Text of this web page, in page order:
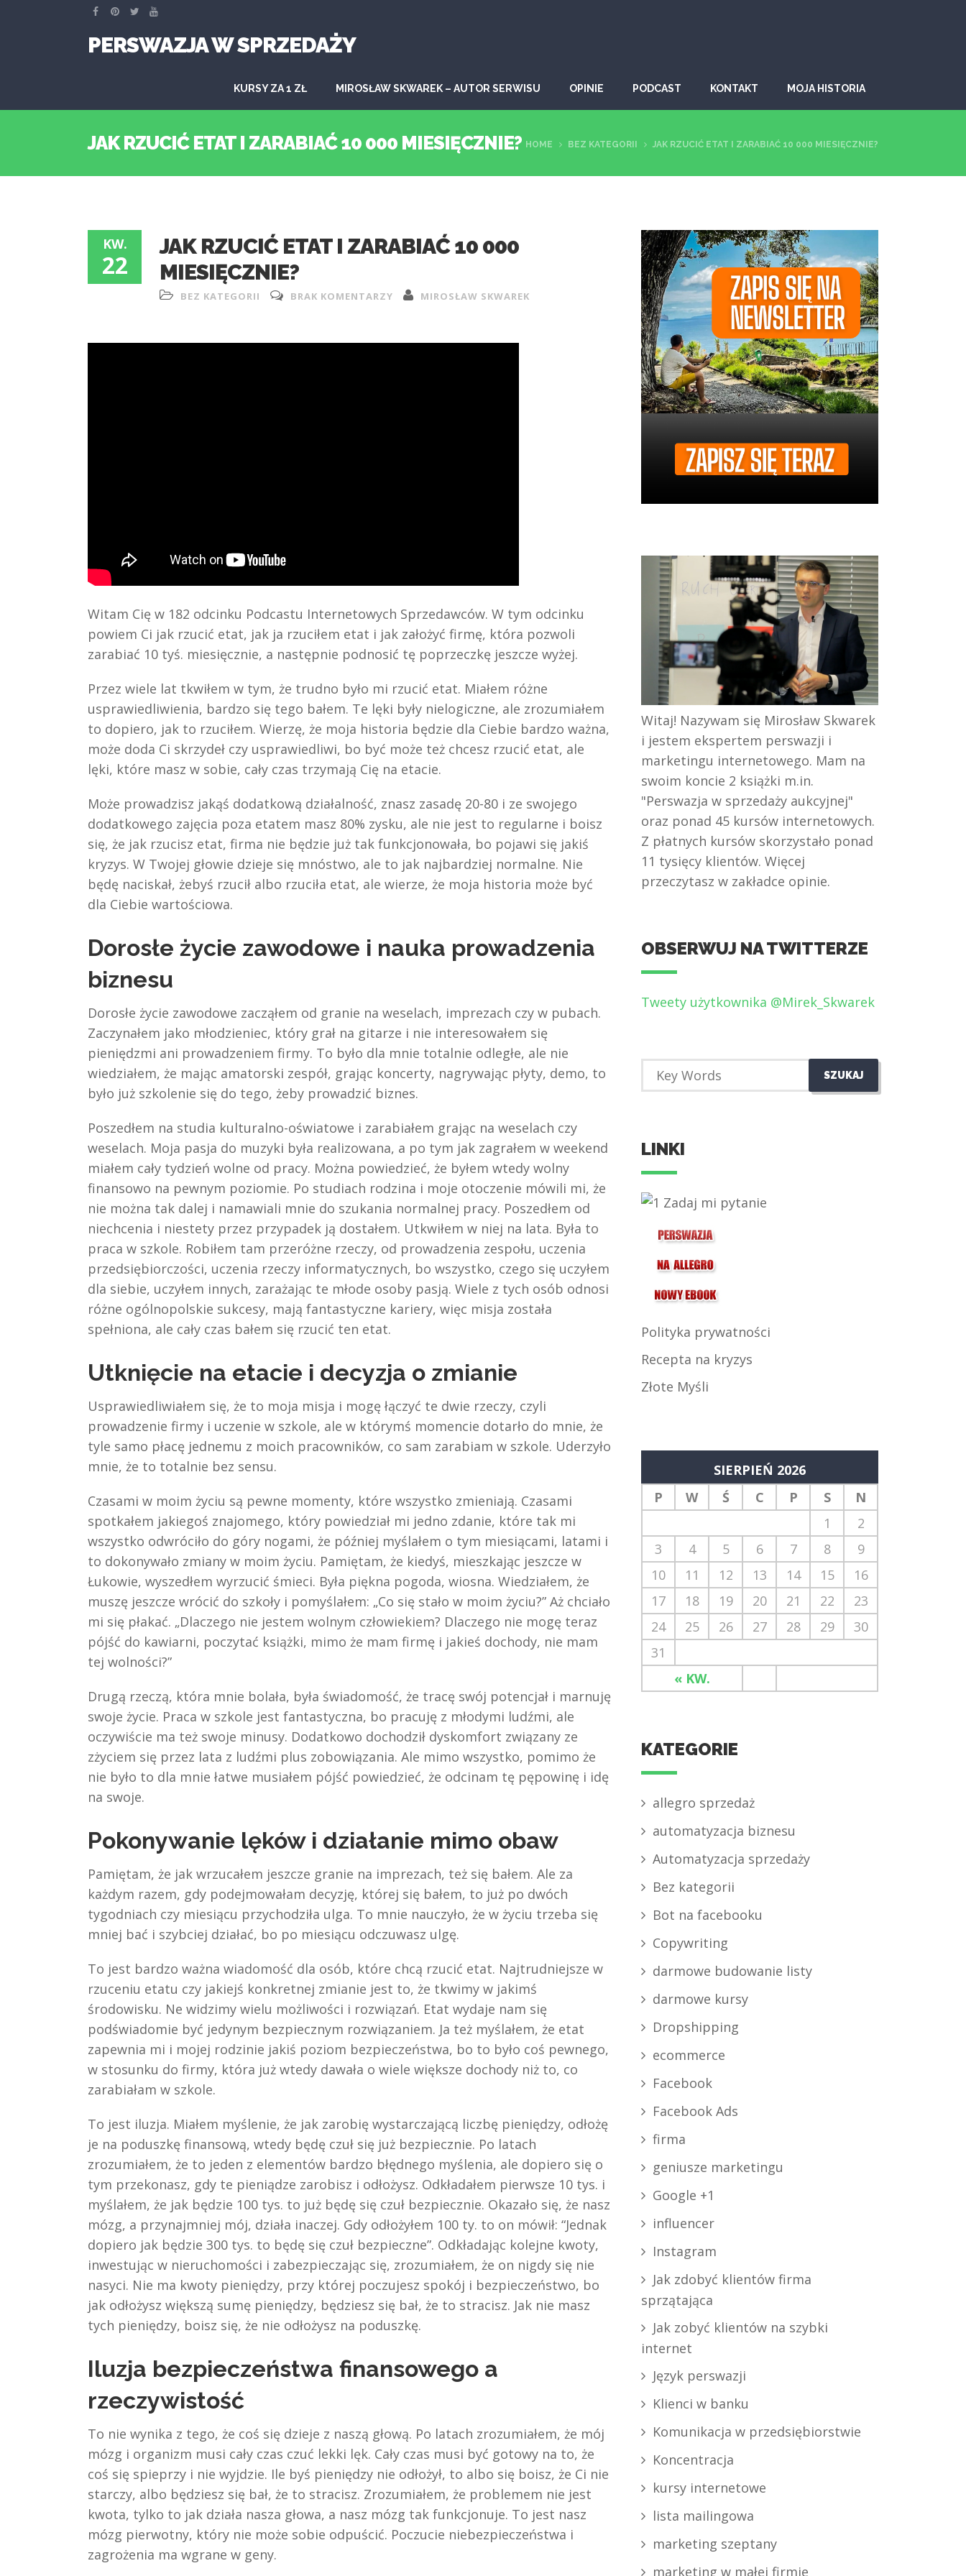
PERSWAZJA W SPRZEDAŻY
KURSY ZA 1 ZŁ MIROSŁAW SKWAREK – AUTOR SERWISU OPINIE PODCAST KONTAKT MOJA HISTORIA
JAK RZUCIĆ ETAT I ZARABIAĆ 10 000 MIESIĘCZNIE? HOME BEZ KATEGORII JAK RZUCIĆ ETAT I ZARABIAĆ 10 000 MIESIĘCZNIE?
KW.
22
JAK RZUCIĆ ETAT I ZARABIAĆ 10 000
MIESIĘCZNIE?
BEZ KATEGORII BRAK KOMENTARZY MIROSŁAW SKWAREK
Witam Cię w 182 odcinku Podcastu Internetowych Sprzedawców. W tym odcinku
powiem Ci jak rzucić etat, jak ja rzuciłem etat i jak założyć firmę, która pozwoli
zarabiać 10 tyś. miesięcznie, a następnie podnosić tę poprzeczkę jeszcze wyżej.
Przez wiele lat tkwiłem w tym, że trudno było mi rzucić etat. Miałem różne
usprawiedliwienia, bardzo się tego bałem. Te lęki były nielogiczne, ale zrozumiałem
to dopiero, jak to rzuciłem. Wierzę, że moja historia będzie dla Ciebie bardzo ważna,
może doda Ci skrzydeł czy usprawiedliwi, bo być może też chcesz rzucić etat, ale
lęki, które masz w sobie, cały czas trzymają Cię na etacie.
Może prowadzisz jakąś dodatkową działalność, znasz zasadę 20-80 i ze swojego
dodatkowego zajęcia poza etatem masz 80% zysku, ale nie jest to regularne i boisz
się, że jak rzucisz etat, firma nie będzie już tak funkcjonowała, bo pojawi się jakiś
kryzys. W Twojej głowie dzieje się mnóstwo, ale to jak najbardziej normalne. Nie
będę naciskał, żebyś rzucił albo rzuciła etat, ale wierze, że moja historia może być
dla Ciebie wartościowa.
Dorosłe życie zawodowe i nauka prowadzenia
biznesu
Dorosłe życie zawodowe zacząłem od granie na weselach, imprezach czy w pubach.
Zaczynałem jako młodzieniec, który grał na gitarze i nie interesowałem się
pieniędzmi ani prowadzeniem firmy. To było dla mnie totalnie odległe, ale nie
wiedziałem, że mając amatorski zespół, grając koncerty, nagrywając płyty, demo, to
było już szkolenie się do tego, żeby prowadzić biznes.
Poszedłem na studia kulturalno-oświatowe i zarabiałem grając na weselach czy
weselach. Moja pasja do muzyki była realizowana, a po tym jak zagrałem w weekend
miałem cały tydzień wolne od pracy. Można powiedzieć, że byłem wtedy wolny
finansowo na pewnym poziomie. Po studiach rodzina i moje otoczenie mówili mi, że
nie można tak dalej i namawiali mnie do szukania normalnej pracy. Poszedłem od
niechcenia i niestety przez przypadek ją dostałem. Utkwiłem w niej na lata. Była to
praca w szkole. Robiłem tam przeróżne rzeczy, od prowadzenia zespołu, uczenia
przedsiębiorczości, uczenia rzeczy informatycznych, bo wszystko, czego się uczyłem
dla siebie, uczyłem innych, zarażając te młode osoby pasją. Wiele z tych osób odnosi
różne ogólnopolskie sukcesy, mają fantastyczne kariery, więc misja została
spełniona, ale cały czas bałem się rzucić ten etat.
Utknięcie na etacie i decyzja o zmianie
Usprawiedliwiałem się, że to moja misja i mogę łączyć te dwie rzeczy, czyli
prowadzenie firmy i uczenie w szkole, ale w którymś momencie dotarło do mnie, że
tyle samo płacę jednemu z moich pracowników, co sam zarabiam w szkole. Uderzyło
mnie, że to totalnie bez sensu.
Czasami w moim życiu są pewne momenty, które wszystko zmieniają. Czasami
spotkałem jakiegoś znajomego, który powiedział mi jedno zdanie, które tak mi
wszystko odwróciło do góry nogami, że później myślałem o tym miesiącami, latami i
to dokonywało zmiany w moim życiu. Pamiętam, że kiedyś, mieszkając jeszcze w
Łukowie, wyszedłem wyrzucić śmieci. Była piękna pogoda, wiosna. Wiedziałem, że
muszę jeszcze wrócić do szkoły i pomyślałem: „Co się stało w moim życiu?” Aż chciało
mi się płakać. „Dlaczego nie jestem wolnym człowiekiem? Dlaczego nie mogę teraz
pójść do kawiarni, poczytać książki, mimo że mam firmę i jakieś dochody, nie mam
tej wolności?”
Drugą rzeczą, która mnie bolała, była świadomość, że tracę swój potencjał i marnuję
swoje życie. Praca w szkole jest fantastyczna, bo pracuję z młodymi ludźmi, ale
oczywiście ma też swoje minusy. Dodatkowo dochodził dyskomfort związany ze
zżyciem się przez lata z ludźmi plus zobowiązania. Ale mimo wszystko, pomimo że
nie było to dla mnie łatwe musiałem pójść powiedzieć, że odcinam tę pępowinę i idę
na swoje.
Pokonywanie lęków i działanie mimo obaw
Pamiętam, że jak wrzucałem jeszcze granie na imprezach, też się bałem. Ale za
każdym razem, gdy podejmowałam decyzję, której się bałem, to już po dwóch
tygodniach czy miesiącu przychodziła ulga. To mnie nauczyło, że w życiu trzeba się
mniej bać i szybciej działać, bo po miesiącu odczuwasz ulgę.
To jest bardzo ważna wiadomość dla osób, które chcą rzucić etat. Najtrudniejsze w
rzuceniu etatu czy jakiejś konkretnej zmianie jest to, że tkwimy w jakimś
środowisku. Ne widzimy wielu możliwości i rozwiązań. Etat wydaje nam się
podświadomie być jedynym bezpiecznym rozwiązaniem. Ja też myślałem, że etat
zapewnia mi i mojej rodzinie jakiś poziom bezpieczeństwa, bo to było coś pewnego,
w stosunku do firmy, która już wtedy dawała o wiele większe dochody niż to, co
zarabiałam w szkole.
To jest iluzja. Miałem myślenie, że jak zarobię wystarczającą liczbę pieniędzy, odłożę
je na poduszkę finansową, wtedy będę czuł się już bezpiecznie. Po latach
zrozumiałem, że to jeden z elementów bardzo błędnego myślenia, ale dopiero się o
tym przekonasz, gdy te pieniądze zarobisz i odłożysz. Odkładałem pierwsze 10 tys. i
myślałem, że jak będzie 100 tys. to już będę się czuł bezpiecznie. Okazało się, że nasz
mózg, a przynajmniej mój, działa inaczej. Gdy odłożyłem 100 ty. to on mówił: “Jednak
dopiero jak będzie 300 tys. to będę się czuł bezpieczne”. Odkładając kolejne kwoty,
inwestując w nieruchomości i zabezpieczając się, zrozumiałem, że on nigdy się nie
nasyci. Nie ma kwoty pieniędzy, przy której poczujesz spokój i bezpieczeństwo, bo
jak odłożysz większą sumę pieniędzy, będziesz się bał, że to stracisz. Jak nie masz
tych pieniędzy, boisz się, że nie odłożysz na poduszkę.
Iluzja bezpieczeństwa finansowego a
rzeczywistość
To nie wynika z tego, że coś się dzieje z naszą głową. Po latach zrozumiałem, że mój
mózg i organizm musi cały czas czuć lekki lęk. Cały czas musi być gotowy na to, że
coś się spieprzy i nie wyjdzie. Ile byś pieniędzy nie odłożył, to albo się boisz, że Ci nie
starczy, albo będziesz się bał, że to stracisz. Zrozumiałem, że problemem nie jest
kwota, tylko to jak działa nasza głowa, a nasz mózg tak funkcjonuje. To jest nasz
mózg pierwotny, który nie może sobie odpuścić. Poczucie niebezpieczeństwa i
zagrożenia ma wgrane w geny.
Witaj! Nazywam się Mirosław Skwarek
i jestem ekspertem perswazji i
marketingu internetowego. Mam na
swoim koncie 2 książki m.in.
"Perswazja w sprzedaży aukcyjnej"
oraz ponad 45 kursów internetowych.
Z płatnych kursów skorzystało ponad
11 tysięcy klientów. Więcej
przeczytasz w zakładce opinie.
OBSERWUJ NA TWITTERZE
Tweety użytkownika @Mirek_Skwarek
LINKI
Polityka prywatności
Recepta na kryzys
Złote Myśli
SIERPIEŃ 2026
P
W Ś C P S N
« KW.
1
2
3
4 5 6 7 8
9
10
11 12 13 14 15
16
17
18 19 20 21 22
23
24
25 26 27 28 29
30
31
KATEGORIE
allegro sprzedaż
automatyzacja biznesu
Automatyzacja sprzedaży
Bez kategorii
Bot na facebooku
Copywriting
darmowe budowanie listy
darmowe kursy
Dropshipping
ecommerce
Facebook
Facebook Ads
firma
geniusze marketingu
Google +1
influencer
Instagram
Jak zdobyć klientów firma
sprzątająca
Jak zobyć klientów na szybki
internet
Język perswazji
Klienci w banku
Komunikacja w przedsiębiorstwie
Koncentracja
kursy internetowe
lista mailingowa
marketing szeptany
marketing w małej firmie